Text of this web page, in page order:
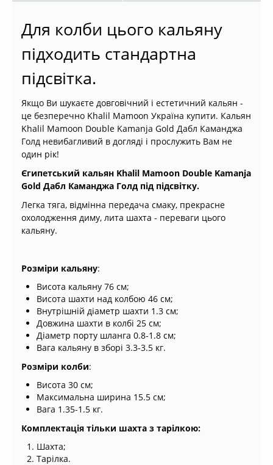
Для колби цього кальяну
підходить стандартна
підсвітка.
Якщо Ви шукаєте довговічний і естетичний кальян -
це безперечно Khalil Mamoon Україна купити. Кальян
Khalil Mamoon Double Kamanja Gold Дабл Каманджа
Голд невибагливий в догляді і прослужить Вам не
один рік!
Єгипетський кальян Khalil Mamoon Double Kamanja
Gold Дабл Каманджа Голд під підсвітку.
Легка тяга, відмінна передача смаку, прекрасне
охолодження диму, лита шахта - переваги цього
кальяну.
Розміри кальяну:
Висота кальяну 76 см;
Висота шахти над колбою 46 см;
Внутрішній діаметр шахти 1.3 см;
Довжина шахти в колбі 25 см;
Діаметр порту шланга 0.8-1.8 см;
Вага кальяну в зборі 3.3-3.5 кг.
Розміри колби:
Висота 30 см;
Максимальна ширина 15.5 см;
Вага 1.35-1.5 кг.
Комплектація тільки шахта з тарілкою:
Шахта;
Тарілка.